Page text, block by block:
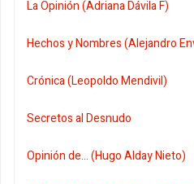
La Opinión (Adriana Dávila F)
Hechos y Nombres (Alejandro
Crónica (Leopoldo Mendivil)
Secretos al Desnudo
Opinión de... (Hugo Alday Nieto)